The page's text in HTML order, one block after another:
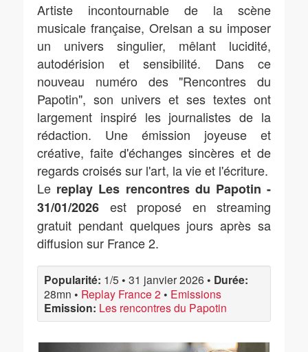
Artiste incontournable de la scène
musicale française, Orelsan a su imposer
un univers singulier, mêlant lucidité,
autodérision et sensibilité. Dans ce
nouveau numéro des "Rencontres du
Papotin", son univers et ses textes ont
largement inspiré les journalistes de la
rédaction. Une émission joyeuse et
créative, faite d'échanges sincères et de
regards croisés sur l'art, la vie et l'écriture.
Le replay Les rencontres du Papotin -
31/01/2026 est proposé en streaming
gratuit pendant quelques jours après sa
diffusion sur France 2.
Popularité: 1/5 • 31 janvier 2026 • Durée:
28mn • Replay France 2 • Emissions
Emission: Les rencontres du Papotin